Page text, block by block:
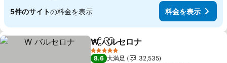
5件のサイトの料金を表示 料金を表示
シェアお気に入りに追加
W バルセロナ
5 ホテルのランク
8.6 大満足
32,535